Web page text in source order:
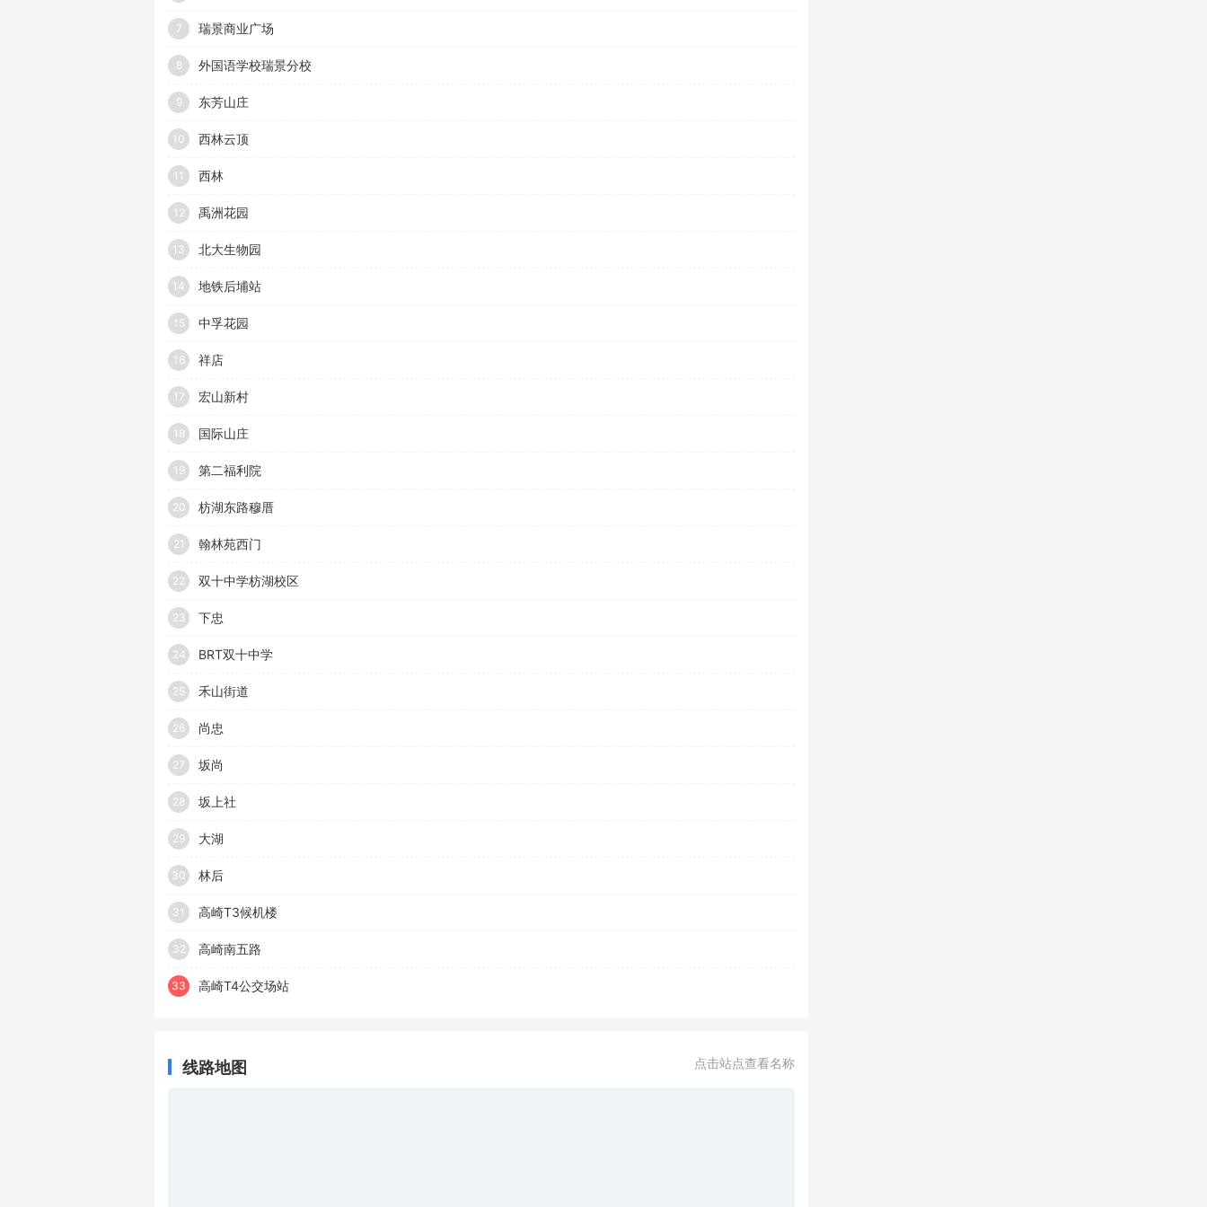
7 瑞景商业广场
8 外国语学校瑞景分校
9 东芳山庄
10 西林云顶
11 西林
12 禹洲花园
13 北大生物园
14 地铁后埔站
15 中孚花园
16 祥店
17 宏山新村
18 国际山庄
19 第二福利院
20 枋湖东路穆厝
21 翰林苑西门
22 双十中学枋湖校区
23 下忠
24 BRT双十中学
25 禾山街道
26 尚忠
27 坂尚
28 坂上社
29 大湖
30 林后
31 高崎T3候机楼
32 高崎南五路
33 高崎T4公交场站
线路地图 点击站点查看名称